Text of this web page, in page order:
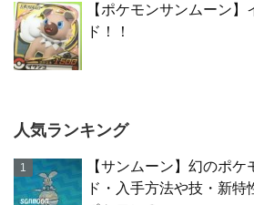
【ポケモンサンムーン
ド！！
人気ランキング
【サンムーン】幻のポ
ド・入手方法や技・新特